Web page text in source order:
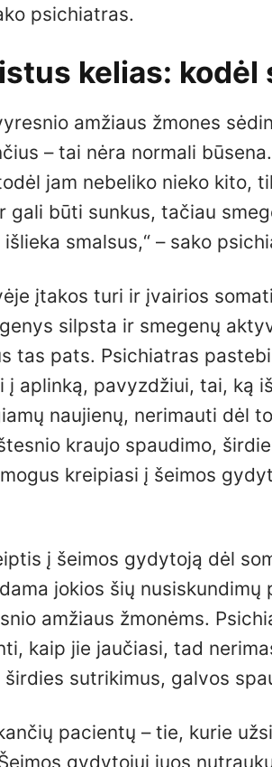
psichiatras.
kelias: kodėl
amžiaus žmones
– tai nėra normali
jam nebeliko nieko kito,
gali būti sunkus, tačiau
smalsus,“ – sako
įtakos turi ir įvairios
silpsta ir smegenų
tas pats. Psichiatras
aplinką, pavyzdžiui, tai, ką
naujienų, nerimauti dėl
kraujo spaudimo,
kreipiasi į šeimos
į šeimos gydytoją dėl
jokios šių
amžiaus žmonėms.
kaip jie jaučiasi, tad
sutrikimus, galvos
pacientų – tie, kurie
gydytojui juos